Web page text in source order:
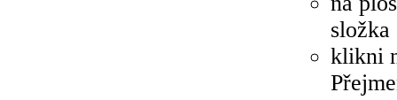
složka
klikni